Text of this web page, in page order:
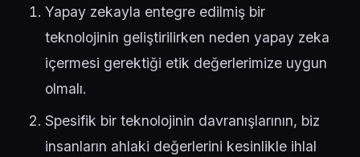
Yapay zekayla entegre edilmiş bir
teknolojinin geliştirilirken neden yapay zeka
içermesi gerektiği etik değerlerimize uygun
olmalı.
Spesifik bir teknolojinin davranışlarının, biz
insanların ahlaki değerlerini kesinlikle ihlal